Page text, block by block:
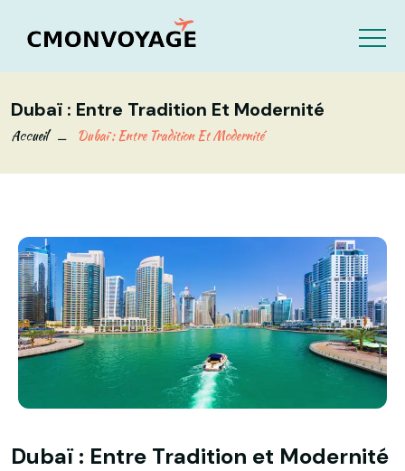
Dubaï : Entre Tradition Et Modernité
Accueil Dubaï : Entre Tradition Et Modernité
Dubaï : Entre Tradition et Modernité